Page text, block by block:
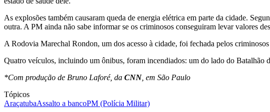
As explosões também causaram queda de energia elétrica em parte da cidade.
outra. A PM ainda não sabe informar se os criminosos conseguiram levar valores
A Rodovia Marechal Rondon, um dos acesso à cidade, foi fechada pelos
Quatro veículos, incluindo um ônibus, foram incendiados: um do lado do Batalhão
*Com produção de Bruno Laforé, da CNN , em São Paulo
Tópicos
AraçatubaAssalto a bancoPM (Polícia Militar)